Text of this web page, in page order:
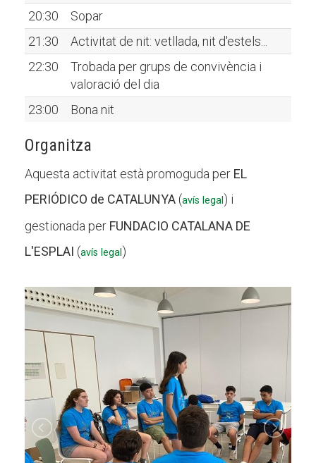
20:30
Sopar
21:30
Activitat de nit: vetllada, nit d'estels...
22:30
Trobada per grups de convivència i
valoració del dia
23:00
Bona nit
Organitza
Aquesta activitat està promoguda per EL
PERIÓDICO de CATALUNYA (avís legal) i
gestionada per FUNDACIO CATALANA DE
L'ESPLAI (avís legal)